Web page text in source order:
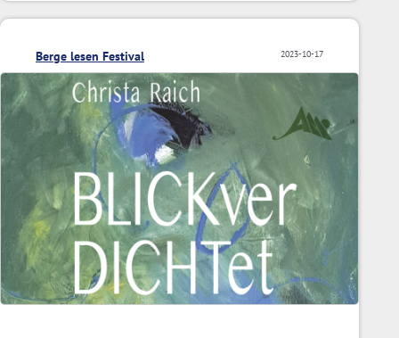
2023-10-17
Berge lesen Festival